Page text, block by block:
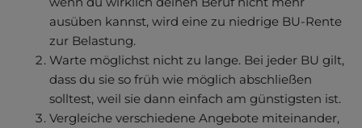
ausüben kannst, wird eine zu niedrige BU-Rente
zur Belastung.
Warte möglichst nicht zu lange. Bei jeder BU gilt,
dass du sie so früh wie möglich abschließen
solltest, weil sie dann einfach am günstigsten ist.
Vergleiche verschiedene Angebote miteinander,